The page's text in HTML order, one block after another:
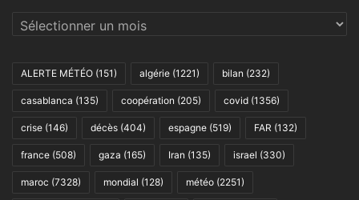
Archives
ALERTE MÉTÉO (151) algérie (1221) bilan (232)
casablanca (135) coopération (205) covid (1356)
crise (146) décès (404) espagne (519) FAR (132)
france (508) gaza (165) Iran (135) israel (330)
maroc (7328) mondial (128) météo (2251)